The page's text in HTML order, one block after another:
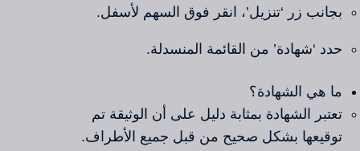
بجانب زر ‘تنزيل’، انقر فوق السهم لأسفل.
حدد ‘شهادة’ من القائمة المنسدلة.
ما هي الشهادة؟
تعتبر الشهادة بمثابة دليل على أن الوثيقة تم
توقيعها بشكل صحيح من قبل جميع الأطراف.